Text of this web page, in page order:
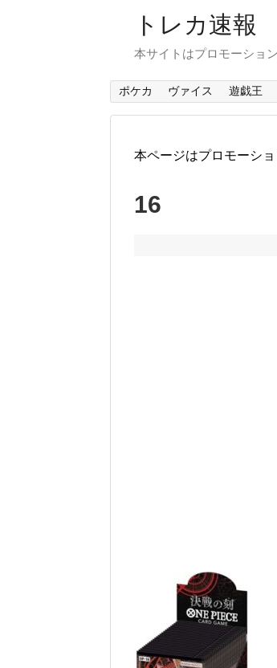
トレカ速報
本サイトはプロモーショ
ポケカ ヴァイス 遊戯王
本ページはプロモーシ
16